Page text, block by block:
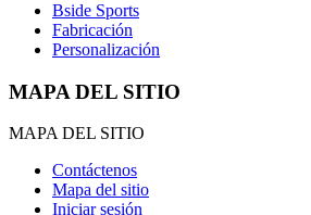
Bside Sports
Fabricación
Personalización
MAPA DEL SITIO
MAPA DEL SITIO
Contáctenos
Mapa del sitio
Iniciar sesión